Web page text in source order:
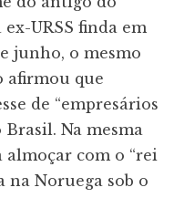
URSS finda em
junho, o mesmo
afirmou que
de “empresários
Na mesma
com o “rei
na Noruega sob o